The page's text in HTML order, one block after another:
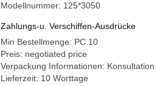
Modellnummer: 125*3050
Zahlungs-u. Verschiffen-Ausdrücke
Min Bestellmenge: PC 10
Preis: negotiated price
Verpackung Informationen: Konsultation
Lieferzeit: 10 Worttage